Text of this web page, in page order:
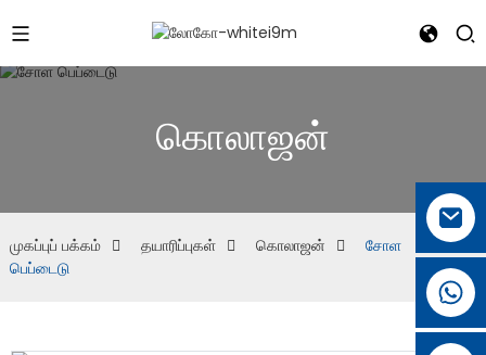
கொலாஜன்
முகப்புப் பக்கம் தயாரிப்புகள் கொலாஜன்
சோள
பெப்டைடு